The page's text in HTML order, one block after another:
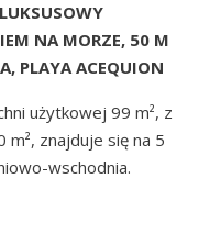
NA MORZE, 50 M
PLAYA ACEQUION
użytkowej 99 m², z
znajduje się na 5
wschodnia.